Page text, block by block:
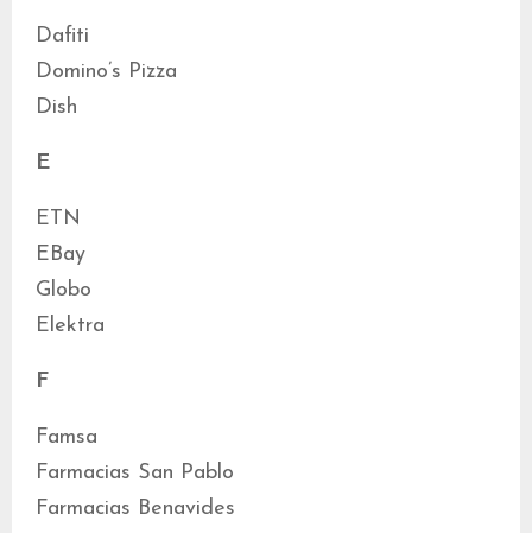
Dafiti
Domino’s Pizza
Dish
E
ETN
EBay
Globo
Elektra
F
Famsa
Farmacias San Pablo
Farmacias Benavides